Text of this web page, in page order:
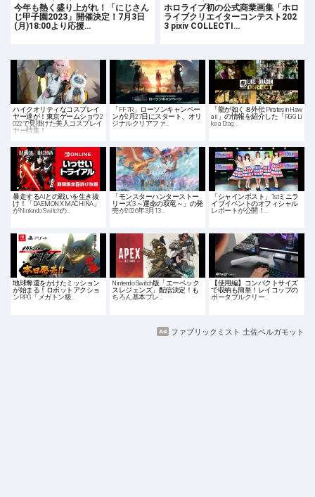
今年も熱く盛り上がれ！「にじさん
じ甲子園2023」開催決定！7月3日
(月)18:00より応援…
ホロライブ初の公式商業画集「ホロ
ライブクリエイターコンテスト202
3 pixiv COLLECTI…
ハイクオリティなコスプレイ
ヤー達が！東京ゲームショウ2
022で見掛けた美人コスプレイ
ヤー特集！
「FF7R」ローソンキャンペー
ンが2月27日にスタート、オリ
ジナルクリアファ…
「龍が如く８外伝 Pirates in Haw
aii」の情報を紹介した「RGG Li
ke a Drag…
暴走するAIとの戦いを生き抜
け！「DAEMON X MACHINA」
がNintendo Switchの…
「モンスターハンターストー
リーズ3 ～運命の双竜～」の発
売が2026年3月13…
「シャインポスト」1stミニラ
イブイベントのオフィシャル
レポートが公開！…
地球奪還をかけたミッション
が始まる！ロボットアクショ
ンRPG「メガトン級…
Nintendo Switch版「エーペック
スレジェンズ」配信決定！も
ちろん基本プレ…
【使用編】コンパクトサイズ
で収納も簡単！レイコップの
ポータブルクリー…
ファブリックミスト 土佐ベルガモット